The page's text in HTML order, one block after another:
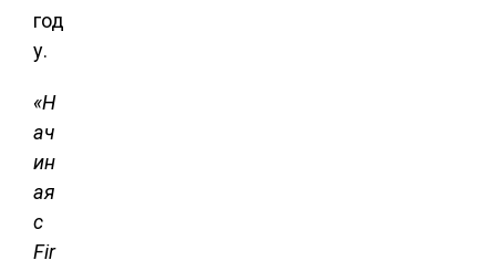
год
у.
«Н
ач
ин
ая
с
Fir